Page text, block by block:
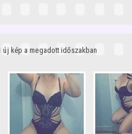
új kép a megadott időszakban